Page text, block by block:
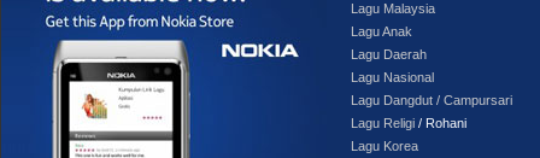
Lagu Malaysia
Lagu Anak
Lagu Daerah
Lagu Nasional
Lagu Dangdut / Campursari
Lagu Religi / Rohani
Lagu Korea